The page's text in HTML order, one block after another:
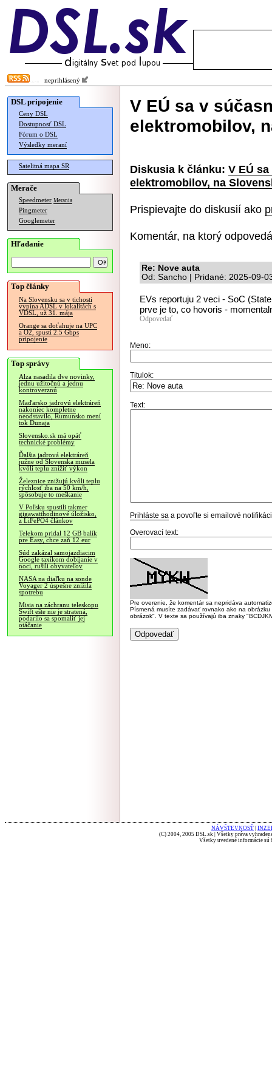
neprihlásený
DSL pripojenie
Ceny DSL
Dostupnosť DSL
Fórum o DSL
Výsledky meraní
Satelitná mapa SR
Merače
Speedmeter Merania
Pingmeter
Googlemeter
Hľadanie
Top články
Na Slovensku sa v tichosti
vypína ADSL v lokalitách s
VDSL, už 31. mája
Orange sa doťahuje na UPC
a O2, spustí 2.5 Gbps
pripojenie
Top správy
Alza nasadila dve novinky,
jednu užitočnú a jednu
kontroverznú
Maďarsko jadrovú elektráreň
nakoniec kompletne
neodstavilo, Rumunsko mení
tok Dunaja
Slovensko.sk má opäť
technické problémy
Ďalšia jadrová elektráreň
južne od Slovenska musela
kvôli teplu znížiť výkon
Železnice znižujú kvôli teplu
rýchlosť iba na 50 km/h,
spôsobuje to meškanie
V Poľsku spustili takmer
gigawatthodinové úložisko,
z LiFePO4 článkov
Telekom pridal 12 GB balík
pre Easy, chce zaň 12 eur
Súd zakázal samojazdiacim
Google taxíkom dobíjanie v
noci, rušili obyvateľov
NASA na diaľku na sonde
Voyager 2 úspešne znížila
spotrebu
Misia na záchranu teleskopu
Swift ešte nie je stratená,
podarilo sa spomaliť jej
otáčanie
V EÚ sa v
elektromobilov,
Diskusia k článku: V EÚ
elektromobilov, na
Prispievajte do diskusií ako
Komentár, na ktorý
Re: Nove auta
Od: Sancho | Pridané: 2025-09-
EVs reportuju 2 veci - SoC
prve je to, co hovoris -
Odpovedať
Meno:
Titulok:
Text:
Prihláste sa a povoľte si emailové
Overovací text:
Pre overenie, že komentár sa nepridáva
Písmená musíte zadávať rovnako ako na
obrázok". V texte sa používajú iba znaky
NÁVŠTEVNOSŤ
(C) 2004, 2005 DSL.sk | Všetky práva
Všetky uvedené informácie sú